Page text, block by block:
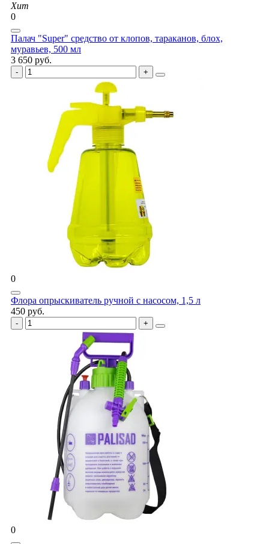
Хит
0
Палач "Super" средство от клопов, тараканов, блох,
муравьев, 500 мл
3 650 руб.
0
Флора опрыскиватель ручной с насосом, 1,5 л
450 руб.
0